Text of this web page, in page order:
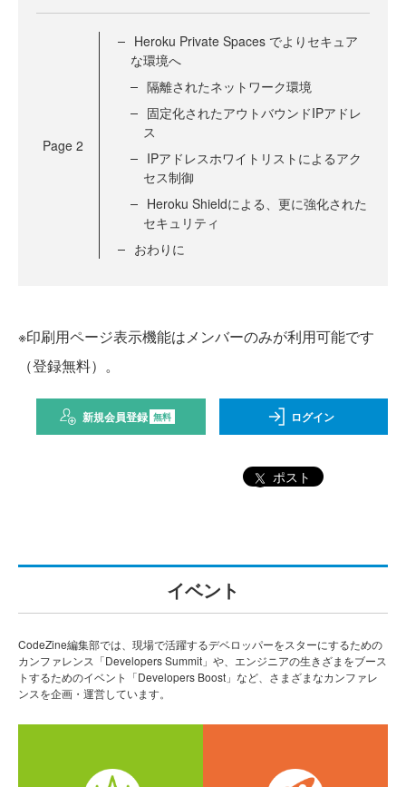
Page 2
Heroku Private Spaces でよりセキュア
な環境へ
隔離されたネットワーク環境
固定化されたアウトバウンドIPアドレ
ス
IPアドレスホワイトリストによるアク
セス制御
Heroku Shieldによる、更に強化された
セキュリティ
おわりに
※印刷用ページ表示機能はメンバーのみが利用可能です
（登録無料）。
新規会員登録 無料 ログイン
ポスト
イベント
CodeZine編集部では、現場で活躍するデベロッパーをスターにするための
カンファレンス「Developers Summit」や、エンジニアの生きざまをブース
トするためのイベント「Developers Boost」など、さまざまなカンファレ
ンスを企画・運営しています。